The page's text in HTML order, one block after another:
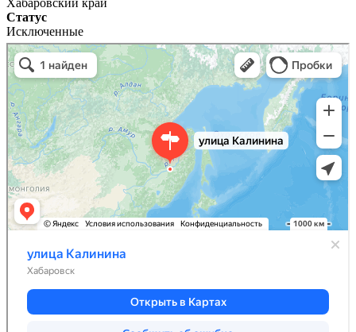
Статус
Исключенные